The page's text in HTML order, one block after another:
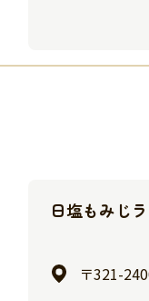
日塩もみじ
〒321-